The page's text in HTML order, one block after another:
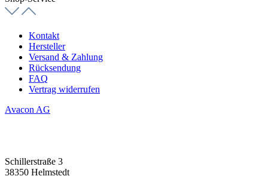
Kontakt
Hersteller
Versand & Zahlung
Rücksendung
FAQ
Vertrag widerrufen
Avacon AG
Schillerstraße 3
38350 Helmstedt